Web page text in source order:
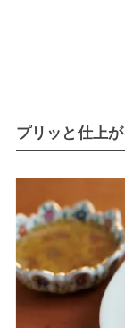
プリッと仕上